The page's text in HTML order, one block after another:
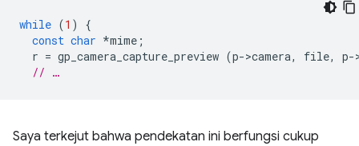
while (1 )
{
const char *mime ;
r = gp_camera_capture_preview (p->camera, file, p-
// …
Saya terkejut bahwa pendekatan ini berfungsi cukup